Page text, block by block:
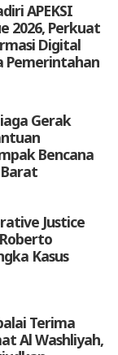
APEKSI
2026, Perkuat
Digital
Pemerintahan
Gerak
Bencana
Justice
Kasus
Terima
Al Washliyah,